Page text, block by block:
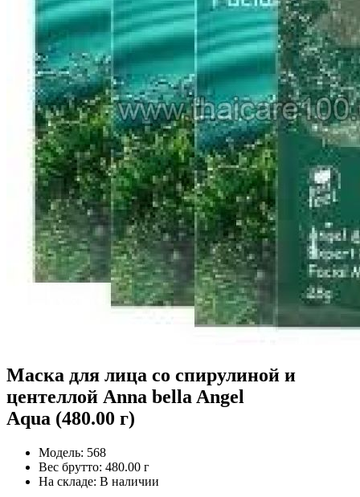
Маска для лица со спирулиной и
центеллой Anna bella Angel
Aqua (480.00 г)
Модель: 568
Вес брутто: 480.00 г
На складе: В наличии